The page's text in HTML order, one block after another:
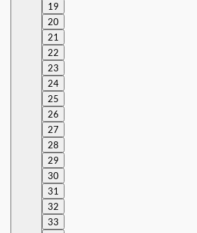
19
20
21
22
23
24
25
26
27
28
29
30
31
32
33